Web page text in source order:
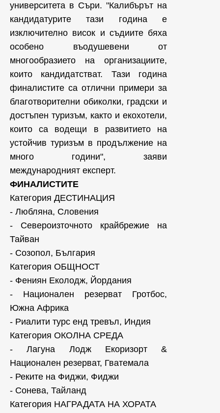
университета в Съри. "Калибърът на
кандидатурите тази година е
изключително висок и съдиите бяха
особено въодушевени от
многообразието на организациите,
които кандидатстват. Тази година
финалистите са отлични примери за
благотворителни обиколки, градски и
достъпен туризъм, както и екохотели,
които са водещи в развитието на
устойчив туризъм в продължение на
много години", заяви
международният експерт.
ФИНАЛИСТИТЕ
Категория ДЕСТИНАЦИЯ
- Любляна, Словения
- Североизточното крайбрежие на
Тайван
- Созопол, България
Категория ОБЩНОСТ
- Фениян Еколодж, Йордания
- Национален резерват Гротбос,
Южна Африка
- Риалити турс енд тревъл, Индия
Категория ОКОЛНА СРЕДА
- Лагуна Лодж Екоризорт &
Национален резерват, Гватемала
- Реките на Фиджи, Фиджи
- Сонева, Тайланд
Категория НАГРАДАТА НА ХОРАТА